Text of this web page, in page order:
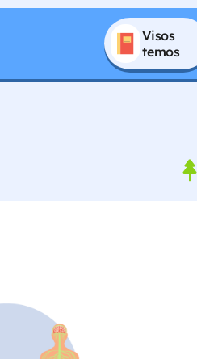
Visos
temos